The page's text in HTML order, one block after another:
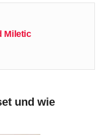
Miletic
und wie